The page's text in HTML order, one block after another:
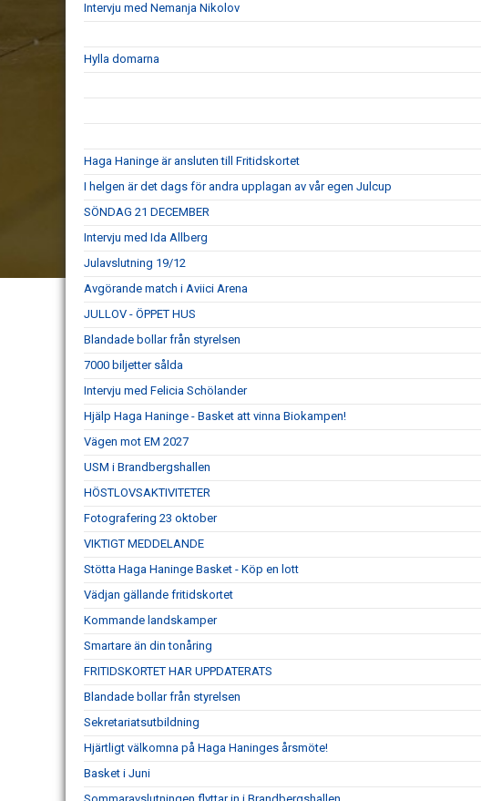
Intervju med Nemanja Nikolov
Hylla domarna
Haga Haninge är ansluten till Fritidskortet
I helgen är det dags för andra upplagan av vår egen Julcup
SÖNDAG 21 DECEMBER
Intervju med Ida Allberg
Julavslutning 19/12
Avgörande match i Aviici Arena
JULLOV - ÖPPET HUS
Blandade bollar från styrelsen
7000 biljetter sålda
Intervju med Felicia Schölander
Hjälp Haga Haninge - Basket att vinna Biokampen!
Vägen mot EM 2027
USM i Brandbergshallen
HÖSTLOVSAKTIVITETER
Fotografering 23 oktober
VIKTIGT MEDDELANDE
Stötta Haga Haninge Basket - Köp en lott
Vädjan gällande fritidskortet
Kommande landskamper
Smartare än din tonåring
FRITIDSKORTET HAR UPPDATERATS
Blandade bollar från styrelsen
Sekretariatsutbildning
Hjärtligt välkomna på Haga Haninges årsmöte!
Basket i Juni